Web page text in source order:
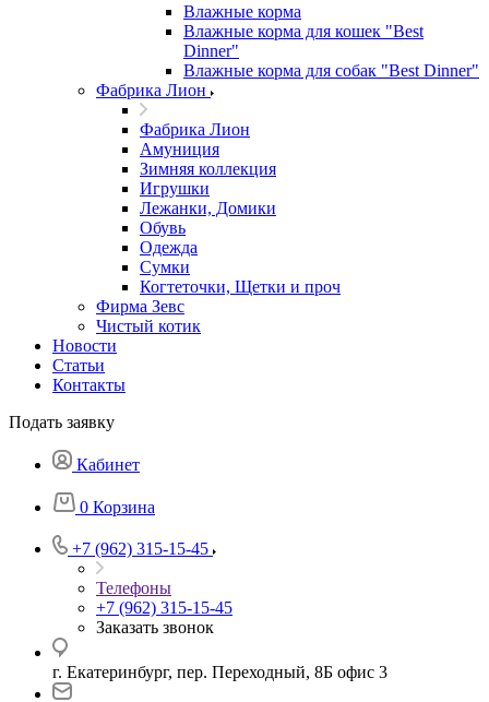
Влажные корма
Влажные корма для кошек "Best
Dinner"
Влажные корма для собак "Best Dinner"
Фабрика Лион
Фабрика Лион
Амуниция
Зимняя коллекция
Игрушки
Лежанки, Домики
Обувь
Одежда
Сумки
Когтеточки, Щетки и проч
Фирма Зевс
Чистый котик
Новости
Статьи
Контакты
Подать заявку
Кабинет
0 Корзина
+7 (962) 315-15-45
Телефоны
+7 (962) 315-15-45
Заказать звонок
г. Екатеринбург, пер. Переходный, 8Б офис 3